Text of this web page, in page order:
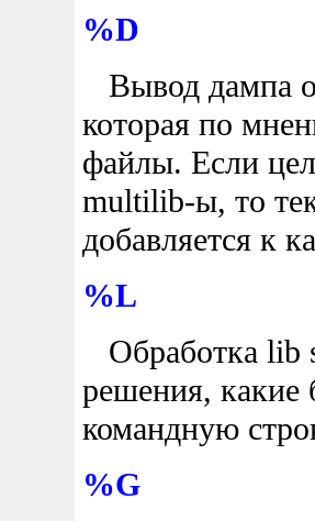
%D
Вывод дампа
которая по
файлы. Если
multilib-ы, то
добавляется к
%L
Обработка lib
решения, какие
командную
%G